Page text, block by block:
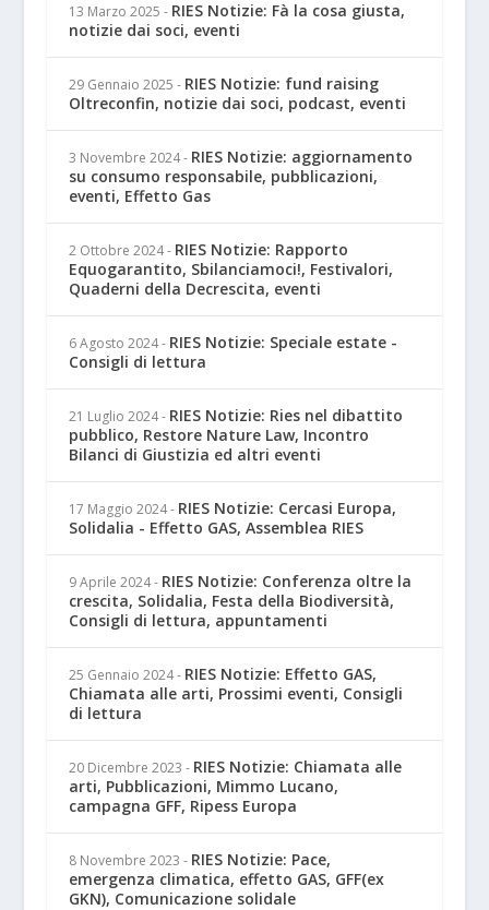
13 Marzo 2025 - RIES Notizie: Fà la cosa giusta,
notizie dai soci, eventi
29 Gennaio 2025 - RIES Notizie: fund raising
Oltreconfin, notizie dai soci, podcast, eventi
3 Novembre 2024 - RIES Notizie: aggiornamento
su consumo responsabile, pubblicazioni,
eventi, Effetto Gas
2 Ottobre 2024 - RIES Notizie: Rapporto
Equogarantito, Sbilanciamoci!, Festivalori,
Quaderni della Decrescita, eventi
6 Agosto 2024 - RIES Notizie: Speciale estate -
Consigli di lettura
21 Luglio 2024 - RIES Notizie: Ries nel dibattito
pubblico, Restore Nature Law, Incontro
Bilanci di Giustizia ed altri eventi
17 Maggio 2024 - RIES Notizie: Cercasi Europa,
Solidalia - Effetto GAS, Assemblea RIES
9 Aprile 2024 - RIES Notizie: Conferenza oltre la
crescita, Solidalia, Festa della Biodiversità,
Consigli di lettura, appuntamenti
25 Gennaio 2024 - RIES Notizie: Effetto GAS,
Chiamata alle arti, Prossimi eventi, Consigli
di lettura
20 Dicembre 2023 - RIES Notizie: Chiamata alle
arti, Pubblicazioni, Mimmo Lucano,
campagna GFF, Ripess Europa
8 Novembre 2023 - RIES Notizie: Pace,
emergenza climatica, effetto GAS, GFF(ex
GKN), Comunicazione solidale